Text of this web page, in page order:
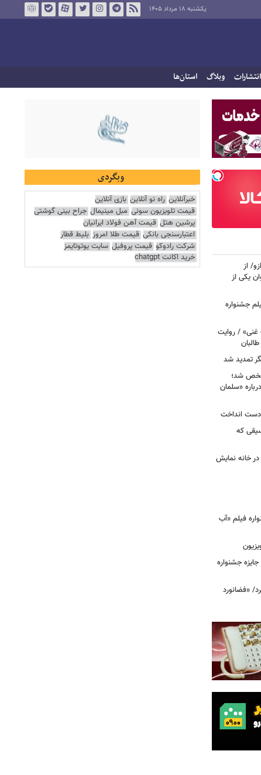
یکشنبه ۱۸ مرداد ۱۴۰۵
انتشارات وبلاگ استان‌ها
از
یکی از
جشنواره
غنی» / روایت
تمدید شد
و «زیرخاکی ۵» مشخص شد؛
«سلمان
دست انداخت
که
خانه نمایش
فیلم «آب
جایزه جشنواره
«فضانورد
وبگردی
خبرآنلاین راه نو آنلاین بازی آنلاین
قیمت تلویزیون سونی مبل مینیمال جراح بینی گوشتی
پرشین هتل قیمت آهن فولاد ایرانیان
اعتبارسنجی بانکی قیمت طلا امروز بلیط قطار
شرکت رادوکو قیمت پروفیل سایت یوتوتایمز
خرید اکانت chatgpt